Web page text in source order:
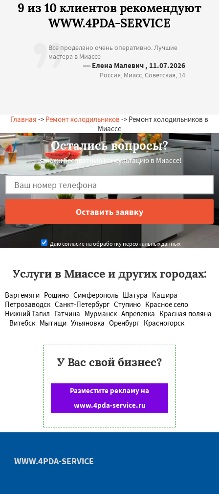
9 из 10 клиентов рекомендуют
WWW.4PDA-SERVICE
Все проделано очень оперативно. Лучшие
мастера в Миассе
— Елена Малевич , 11.07.2026
Россия, Миасс, Советская, 14
Главная -> Ремонт холодильников -> Ремонт холодильников в
Миассе
Остались вопросы?
Закажи бесплатную консультацию в Миассе!
Даю согласие на обработку персональных данных
Услуги в Миассе и других городах:
Вартемяги Рощино Симферополь Шатура Кашира
Петрозаводск Санкт-Петербург Ступино Красное село
Нижний Тагил Гатчина Мурманск Апрелевка Красная поляна
Витебск Мытищи Ульяновка Оренбург Красногорск
У Вас свой бизнес?
Разместите рекламу на
www.4pda-service.ru
WWW.4PDA-SERVICE